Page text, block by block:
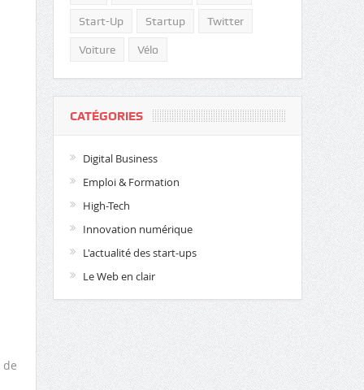
Start-Up Startup Twitter
Voiture Vélo
CATÉGORIES
Digital Business
Emploi & Formation
High-Tech
Innovation numérique
L'actualité des start-ups
Le Web en clair